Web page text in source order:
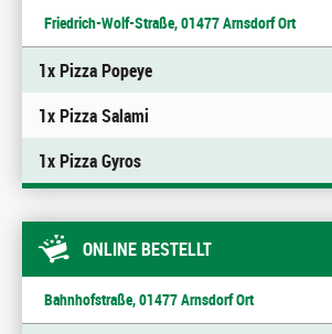
Friedrich-Wolf-Straße, 01477 Arnsdorf Ort
1x Pizza Popeye
1x Pizza Salami
1x Pizza Gyros
ONLINE BESTELLT
Bahnhofstraße, 01477 Arnsdorf Ort